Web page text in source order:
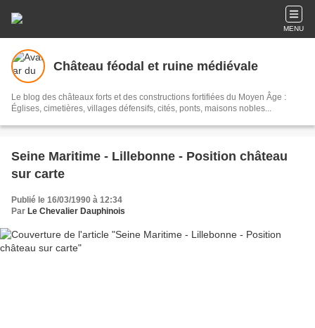
MENU
Château féodal et ruine médiévale
Le blog des châteaux forts et des constructions fortifiées du Moyen Âge :
Églises, cimetières, villages défensifs, cités, ponts, maisons nobles...
Seine Maritime - Lillebonne - Position château
sur carte
Publié le 16/03/1990 à 12:34
Par Le Chevalier Dauphinois